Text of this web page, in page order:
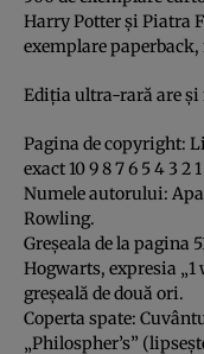
Harry Potter și Piatra
exemplare paperback,
Ediția ultra-rară are
Pagina de copyright:
exact 10 9 8 7 6 5 4 3
Numele autorului:
Rowling.
Greșeala de la pagina
Hogwarts, expresia
greșeală de două ori.
Coperta spate:
„Philospher’s”